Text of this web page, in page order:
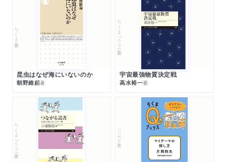
ちくま新書
昆虫はなぜ海にいないのか
朝野維起著
ちくまプリマー新書
宇宙最強物質決定戦
高水裕一著
ちくまプリマー新書 シリーズ・全集